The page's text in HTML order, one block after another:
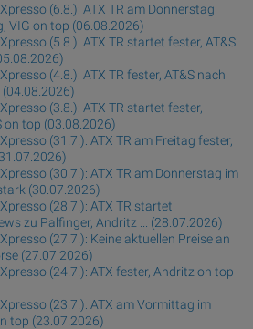
(6.8.): ATX TR am Donnerstag
VIG on top (06.08.2026)
(5.8.): ATX TR startet fester, AT&S
(4.8.): ATX TR fester, AT&S nach
(3.8.): ATX TR startet fester,
on top (03.08.2026)
(31.7.): ATX TR am Freitag fester,
Xpresso (30.7.): ATX TR am Donnerstag im
(30.07.2026)
Xpresso (28.7.): ATX TR startet
zu Palfinger, Andritz ... (28.07.2026)
Xpresso (27.7.): Keine aktuellen Preise an
(27.07.2026)
(24.7.): ATX fester, Andritz on top
Xpresso (23.7.): ATX am Vormittag im
top (23.07.2026)